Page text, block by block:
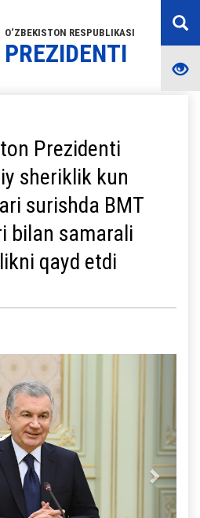
O‘ZBEKISTON RESPUBLIKASI
PREZIDENTI
Prezidenti
sheriklik kun
surishda BMT
bilan samarali
qayd etdi